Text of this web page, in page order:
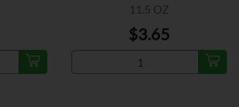
11.5 OZ
$3.65